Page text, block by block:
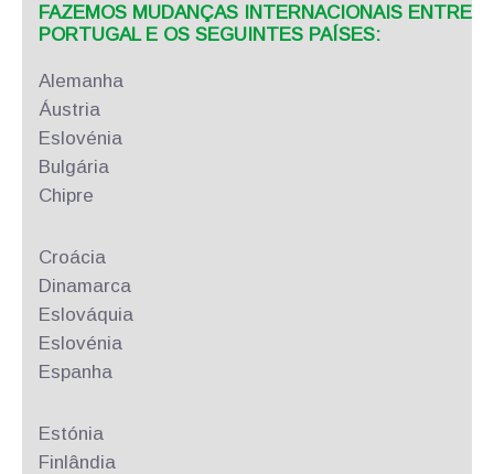
FAZEMOS MUDANÇAS INTERNACIONAIS ENTRE
PORTUGAL E OS SEGUINTES PAÍSES:
Alemanha
Áustria
Eslovénia
Bulgária
Chipre
Croácia
Dinamarca
Eslováquia
Eslovénia
Espanha
Estónia
Finlândia